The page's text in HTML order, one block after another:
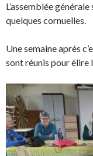
L’assemblée
quelques cornuelles.
Une semaine après
sont réunis pour élire